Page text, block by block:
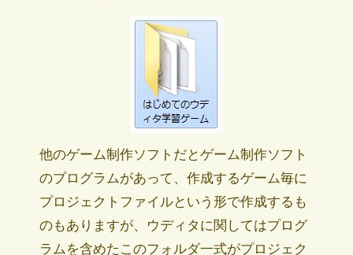
他のゲーム制作ソフトだとゲーム制作ソフト
のプログラムがあって、作成するゲーム毎に
プロジェクトファイルという形で作成するも
のもありますが、ウディタに関してはプログ
ラムを含めたこのフォルダ一式がプロジェク